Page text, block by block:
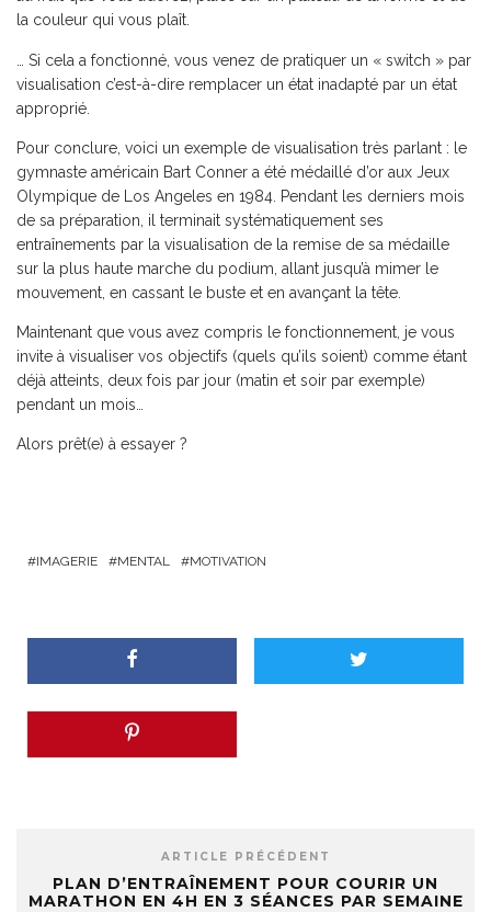
la couleur qui vous plaît.
… Si cela a fonctionné, vous venez de pratiquer un « switch » par
visualisation c’est-à-dire remplacer un état inadapté par un état
approprié.
Pour conclure, voici un exemple de visualisation très parlant : le
gymnaste américain Bart Conner a été médaillé d’or aux Jeux
Olympique de Los Angeles en 1984. Pendant les derniers mois
de sa préparation, il terminait systématiquement ses
entraînements par la visualisation de la remise de sa médaille
sur la plus haute marche du podium, allant jusqu’à mimer le
mouvement, en cassant le buste et en avançant la tête.
Maintenant que vous avez compris le fonctionnement, je vous
invite à visualiser vos objectifs (quels qu’ils soient) comme étant
déjà atteints, deux fois par jour (matin et soir par exemple)
pendant un mois…
Alors prêt(e) à essayer ?
IMAGERIE MENTAL MOTIVATION
ARTICLE PRÉCÉDENT
PLAN D’ENTRAÎNEMENT POUR COURIR UN
MARATHON EN 4H EN 3 SÉANCES PAR SEMAINE